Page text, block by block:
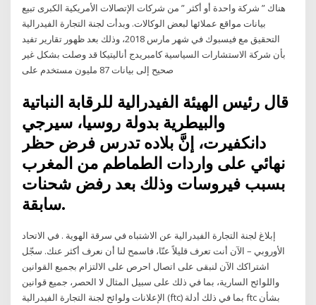
هناك ” شركة واحدة أو أكثر ” من شركات الإتصالات الأمريكية الكبرى تبيع
بيانات مواقع عملائها لبعض الوكالات. وبدأت لجنة التجارة الفيدرالية
التحقيق مع فيسبوك في شهر مارس 2018، وذلك بعد ظهور تقارير تفيد
بأن شركة الاستشارات السياسية كامبريدج أناليتيكا قد وصلت بشكل غير
صحيح إلى بيانات 87 مليون مستخدم على
قال رئيس الهيئة الفيدرالية للرقابة النباتية
والبيطرية بدولة روسيا، سيرجي
دانكفيرت، إنَّ بلاده تدرس فرض حظر
نهائي على واردات الطماطم من المغرب
بسبب فيروسات وذلك بعد رفض شحنات
سابقة.
إبلاغ لجنة التجارة الفيدرالية عن الاشتباه في سرقة الهوية . في الاتحاد
الأوروبي – الآن أنت تعرف قليلاً عنّا، فاسمح لنا أن نعرف أكثر عنك. سجّل
اشتراكك الآن لنبقى على اتصال احرص على الالتزام بجميع القوانين
واللوائح السارية، بما في ذلك على سبيل المثال لا الحصر، جميع قوانين
الإعلانات ولوائح لجنة التجارة الفيدرالية (ftc) بما في ذلك أدلة ftc بشأن